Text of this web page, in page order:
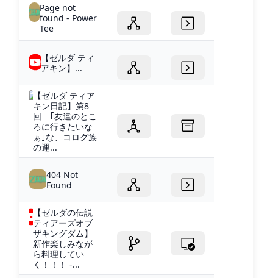
Page not
found - Power
Tee
【ゼルダ ティ
アキン】...
【ゼルダ ティア
キン日記】第8
回 ｢友達のとこ
ろに行きたいな
ぁ｣な、コログ族
の運...
404 Not
Found
【ゼルダの伝説
ティアーズオブ
ザキングダム】
新作楽しみなが
ら料理してい
く！！！ -...